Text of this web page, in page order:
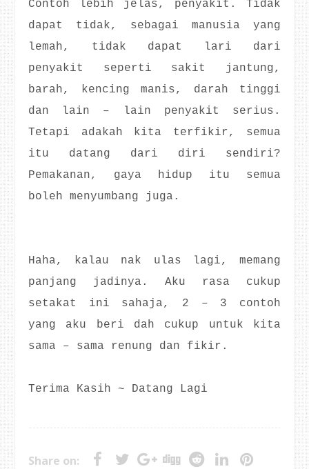
Contoh lebih jelas, penyakit. Tidak
dapat tidak, sebagai manusia yang
lemah, tidak dapat lari dari
penyakit seperti sakit jantung,
barah, kencing manis, darah tinggi
dan lain – lain penyakit serius.
Tetapi adakah kita terfikir, semua
itu datang dari diri sendiri?
Pemakanan, gaya hidup itu semua
boleh menyumbang juga.
Haha, kalau nak ulas lagi, memang
panjang jadinya. Aku rasa cukup
setakat ini sahaja, 2 – 3 contoh
yang aku beri dah cukup untuk kita
sama – sama renung dan fikir.
Terima Kasih ~ Datang Lagi
Share on: